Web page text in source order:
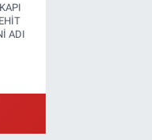
ADI